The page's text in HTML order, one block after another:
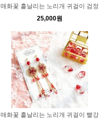
매화꽃 흩날리는 노리개 귀걸이 검정
25,000원
매화꽃 흩날리는 노리개 귀걸이 빨강